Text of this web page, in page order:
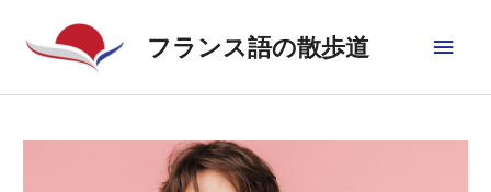
フランス語の散歩道